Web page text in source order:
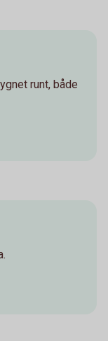
runt, både